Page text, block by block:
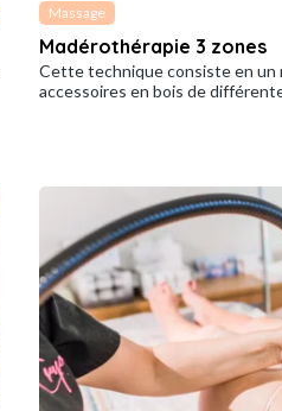
Massage
Madérothérapie 3 zones
Cette technique consiste en un
accessoires en bois de